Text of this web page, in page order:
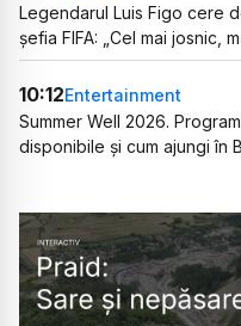
Legendarul Luis Figo cere
șefia FIFA: „Cel mai josnic,
10:12Entertainment
Summer Well 2026.
disponibile și cum ajungi în